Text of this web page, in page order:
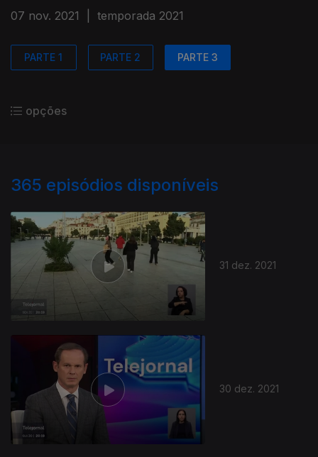
07 nov. 2021 temporada 2021
PARTE 1 PARTE 2 PARTE 3
opções
365 episódios disponíveis
31 dez. 2021
30 dez. 2021